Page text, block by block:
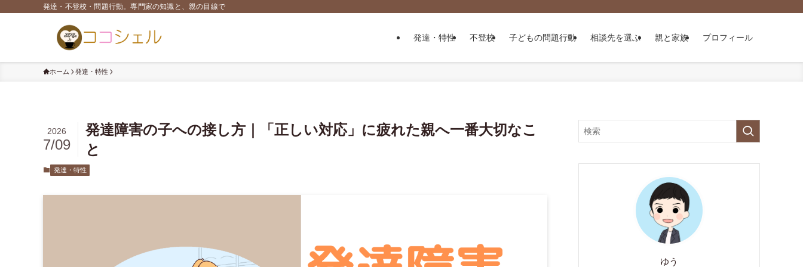
発達・不登校・問題行動。専門家の知識と、親の目線で
発達・特性 不登校 子どもの問題行動 相談先を選ぶ 親と家族 プロフィール
ホーム 発達・特性
発達障害の子への接し方｜「正しい対応」に疲れた親へ一番大切なこ
と
2026
7/09
発達・特性
ゆう